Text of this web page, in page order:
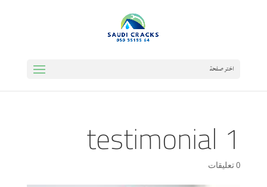
اختر صفحة
testimonial 10 تعليقات